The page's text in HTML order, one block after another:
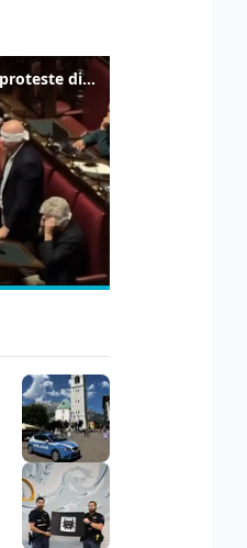
Delmastro, negato l'uso delle chat: le proteste di Avs e M5s